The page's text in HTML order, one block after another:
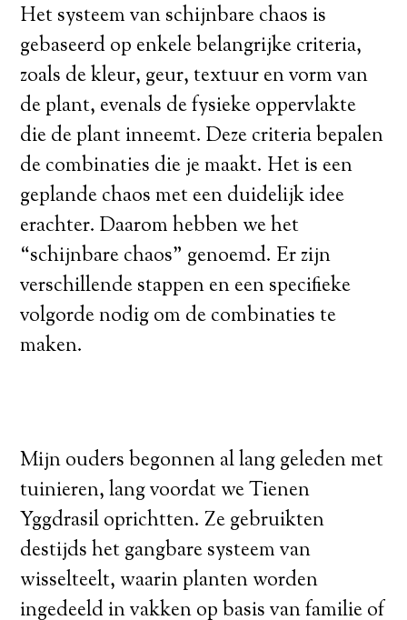
Het systeem van schijnbare chaos is
gebaseerd op enkele belangrijke criteria,
zoals de kleur, geur, textuur en vorm van
de plant, evenals de fysieke oppervlakte
die de plant inneemt. Deze criteria bepalen
de combinaties die je maakt. Het is een
geplande chaos met een duidelijk idee
erachter. Daarom hebben we het
“schijnbare chaos” genoemd. Er zijn
verschillende stappen en een specifieke
volgorde nodig om de combinaties te
maken.
Mijn ouders begonnen al lang geleden met
tuinieren, lang voordat we Tienen
Yggdrasil oprichtten. Ze gebruikten
destijds het gangbare systeem van
wisselteelt, waarin planten worden
ingedeeld in vakken op basis van familie of